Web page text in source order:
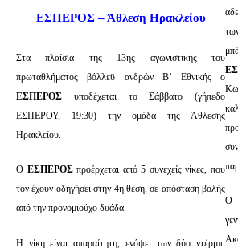
ΕΣΠΕΡΟΣ – Άθλεση Ηρακλείου
Στα πλαίσια της 13ης αγωνιστικής του
πρωταθλήματος βόλλεϋ ανδρών Β’ Εθνικής ο
ΕΣΠΕΡΟΣ υποδέχεται το Σάββατο (γήπεδο
ΕΣΠΕΡΟΥ, 19:30) την ομάδα της Άθλεσης
Ηρακλείου.
Ο ΕΣΠΕΡΟΣπροέρχεται από 5 συνεχείς νίκες, που
τον έχουν οδηγήσει στην 4η θέση, σε απόσταση βολής
από την προνομιούχο δυάδα.
Η νίκη είναι απαραίτητη, ενόψει των δύο ντέρμπι
Ο